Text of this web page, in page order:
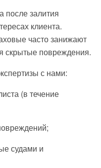
залития
клиента.
часто занижают
скрытые повреждения.
с нами:
(в течение
судами и